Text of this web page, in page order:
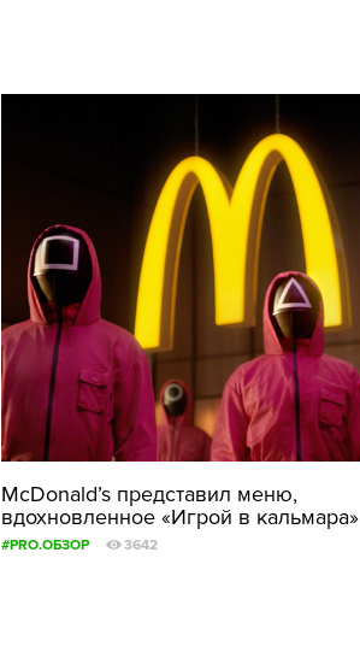
McDonald’s представил меню,
вдохновленное «Игрой в кальмара»
#PRO.ОБЗОР 3642